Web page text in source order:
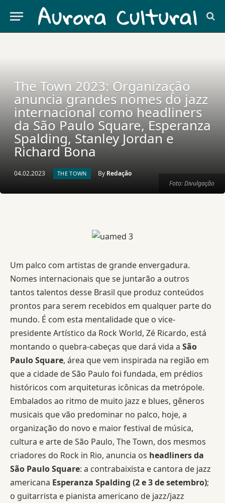
Foto: Divulgação
The Town 2023: Organização
anuncia grandes nomes do jazz
internacional como headliners
da São Paulo Square, Esperanza
Spalding, Stanley Jordan e
Richard Bona
04.02.2023 THE TOWN By Redação
Um palco com artistas de grande envergadura.
Nomes internacionais que se juntarão a outros
tantos talentos desse Brasil que produz conteúdos
prontos para serem recebidos em qualquer parte do
mundo. É com esta mentalidade que o vice-
presidente Artístico da Rock World, Zé Ricardo, está
montando o quebra-cabeças que dará vida a São
Paulo Square, área que vem inspirada na região em
que a cidade de São Paulo foi fundada, em prédios
históricos com arquiteturas icônicas da metrópole.
Embalados ao ritmo de muito jazz e blues, gêneros
musicais que vão predominar no palco, hoje, a
organização do novo e maior festival de música,
cultura e arte de São Paulo, The Town, dos mesmos
criadores do Rock in Rio, anuncia os headliners da
São Paulo Square: a contrabaixista e cantora de jazz
americana Esperanza Spalding (2 e 3 de setembro);
o guitarrista e pianista americano de jazz/jazz